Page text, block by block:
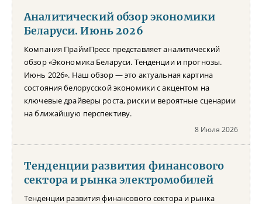
Аналитический обзор экономики
Беларуси. Июнь 2026
Компания ПраймПресс представляет аналитический
обзор «Экономика Беларуси. Тенденции и прогнозы.
Июнь 2026». Наш обзор — это актуальная картина
состояния белорусской экономики с акцентом на
ключевые драйверы роста, риски и вероятные сценарии
на ближайшую перспективу.
8 Июля 2026
Тенденции развития финансового
сектора и рынка электромобилей
Тенденции развития финансового сектора и рынка